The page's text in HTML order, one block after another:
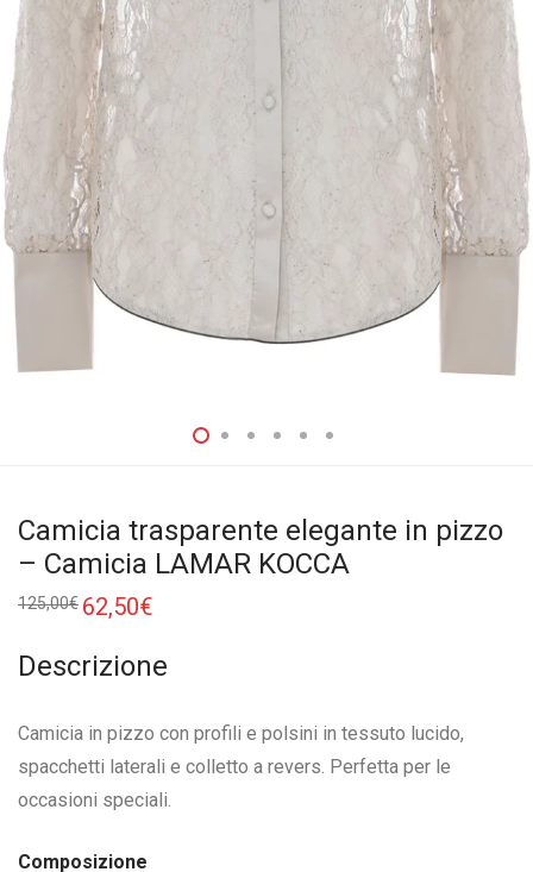
Camicia trasparente elegante in pizzo
– Camicia LAMAR KOCCA
125,00€ Il
prezzo
era:
125,00€.
62,50€
62,50€.
Descrizione
Camicia in pizzo con profili e polsini in tessuto lucido,
spacchetti laterali e colletto a revers. Perfetta per le
occasioni speciali.
Composizione